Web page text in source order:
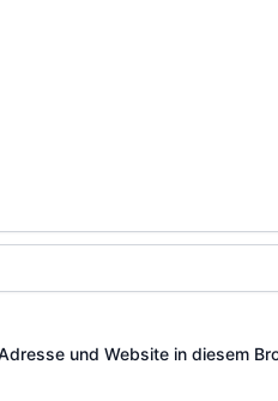
und Website in diesem